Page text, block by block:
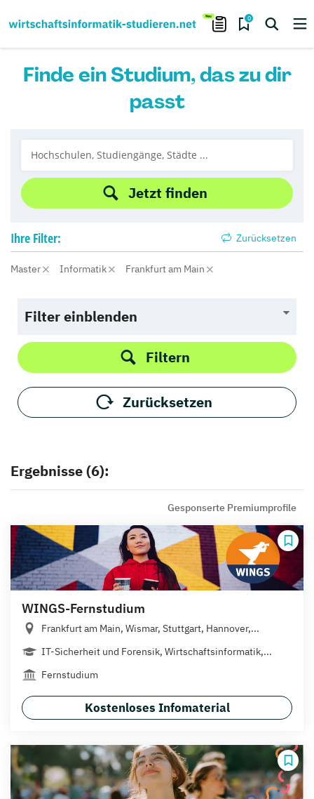
0
Finde ein Studium, das zu dir
passt
Jetzt finden
Ihre Filter: Zurücksetzen
Master Informatik Frankfurt am Main
Filter einblenden
Filtern
Zurücksetzen
Ergebnisse (6):
Gesponserte Premiumprofile
WINGS-Fernstudium
Frankfurt am Main, Wismar, Stuttgart, Hannover,...
IT-Sicherheit und Forensik, Wirtschaftsinformatik,...
Fernstudium
Kostenloses Infomaterial